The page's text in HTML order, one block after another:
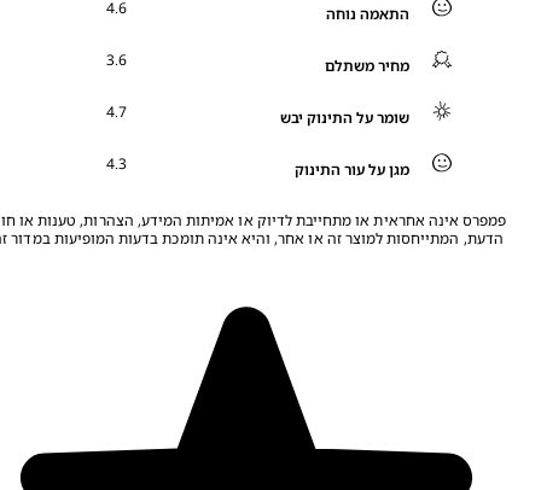
התאמה נוחה
מחיר משתלם
שומר על התינוק יבש
מגן על עור התינוק
אינה אחראית או מתחייבת לדיוק או אמיתות המידע, הצהרות, טענות או חוות
הדעת, המתייחסות למוצר זה או אחר, והיא אינה תומכת בדעות המופיעות במדור זה.